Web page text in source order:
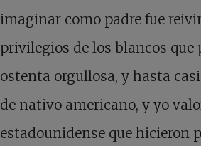
imaginar como padre fue
privilegios de los blancos que
ostenta orgullosa, y hasta
de nativo americano, y yo
estadounidense que hicieron